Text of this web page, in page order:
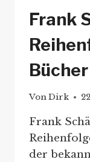
Frank
Bücher
VonDirk
Frank
der